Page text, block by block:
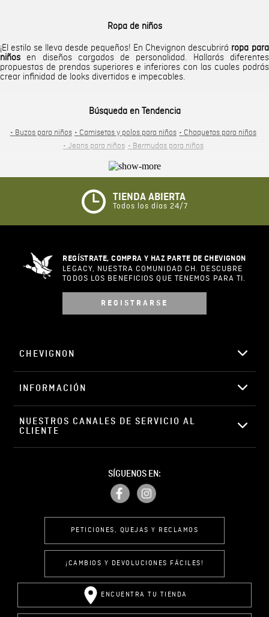
Ropa de niños
¡El estilo se lleva desde pequeños! En Chevignon descubrirá ropa para
niños en diseños cargados de personalidad. Hallarás diferentes
propuestas de prendas superiores e inferiores con las cuales podrás
crear infinidad de looks divertidos e impecables.
Búsqueda en Tendencia
• Buzos para niños • Camisetas y polos para niños • Chaquetas para niños
•Jeans para niños • Bermudas para niños
TIENDA ABIERTA
Todos los días 24/7
REGÍSTRATE, COMPRA Y HAZ PARTE DE CHEVIGNON
LEGACY, NUESTRA COMUNIDAD CH. DESCUBRE
TODOS LOS BENEFICIOS QUE TENEMOS PARA TI.
REGISTRARSE
CHEVIGNON
INFORMACIÓN
NUESTROS CANALES DE SERVICIO AL
CLIENTE
SÍGUENOS EN:
PETICIONES, QUEJAS Y RECLAMOS
¡CAMBIOS Y DEVOLUCIONES FÁCILES!
ENCUENTRA TU TIENDA